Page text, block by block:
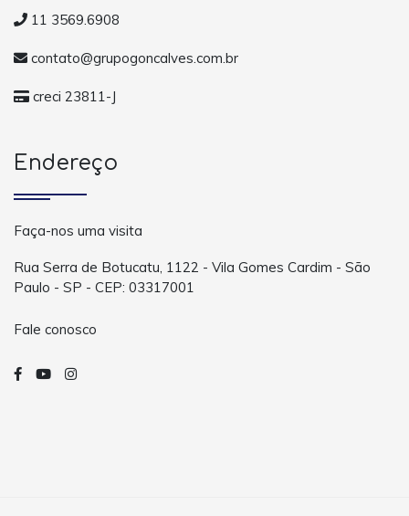
11 3569.6908
contato@grupogoncalves.com.br
creci 23811-J
Endereço
Faça-nos uma visita
Rua Serra de Botucatu, 1122 - Vila Gomes Cardim - São
Paulo - SP - CEP: 03317001
Fale conosco